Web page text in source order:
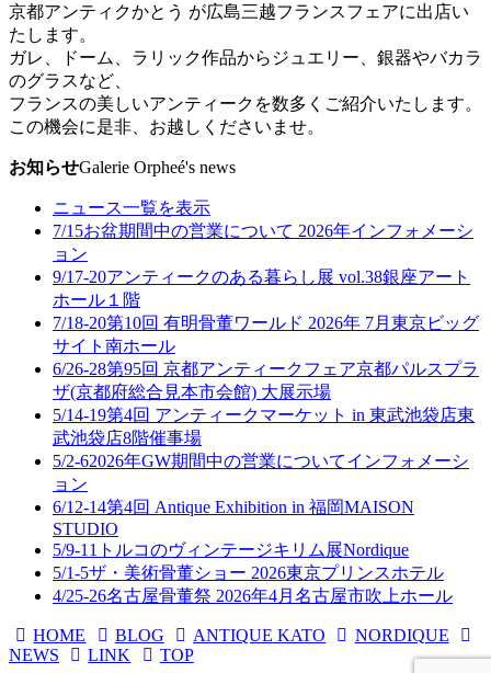
京都アンティクかとう が広島三越フランスフェアに出店い
たします。
ガレ、ドーム、ラリック作品からジュエリー、銀器やバカラ
のグラスなど、
フランスの美しいアンティークを数多くご紹介いたします。
この機会に是非、お越しくださいませ。
お知らせGalerie Orpheé's news
ニュース一覧を表示
7/15お盆期間中の営業について 2026年インフォメーシ
ョン
9/17-20アンティークのある暮らし展 vol.38銀座アート
ホール１階
7/18-20第10回 有明骨董ワールド 2026年 7月 東京ビッグ
サイト南ホール
6/26-28第95回 京都アンティークフェア京都パルスプラ
ザ(京都府総合見本市会館) 大展示場
5/14-19第4回 アンティークマーケット in 東武池袋店東
武池袋店8階催事場
5/2-62026年GW期間中の営業についてインフォメーシ
ョン
6/12-14第4回 Antique Exhibition in 福岡MAISON
STUDIO
5/9-11 トルコのヴィンテージキリム展Nordique
5/1-5ザ・美術骨董ショー 2026東京プリンスホテル
4/25-26名古屋骨董祭 2026年4月 名古屋市吹上ホール
HOME BLOG ANTIQUE KATO
NORDIQUE
NEWS
LINK TOP